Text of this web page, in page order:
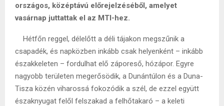
országos, középtávú előrejelzéséből, amelyet
vasárnap juttattak el az MTI-hez.
Hétfőn reggel, délelőtt a déli tájakon megszűnik a
csapadék, és napközben inkább csak helyenként – inkább
északkeleten – fordulhat elő záporeső, hózápor. Egyre
nagyobb területen megerősödik, a Dunántúlon és a Duna-
Tisza közén viharossá fokozódik a szél, de ezzel együtt
északnyugat felől felszakad a felhőtakaró – a keleti